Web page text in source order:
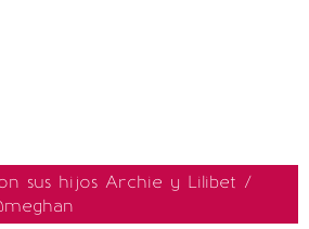
sus hijos Archie y Lilibet /